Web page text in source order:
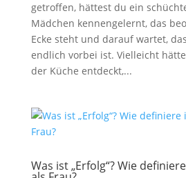
getroffen, hättest du ein
Mädchen kennengelernt, das
Ecke steht und darauf wartet,
endlich vorbei ist. Vielleicht
der Küche entdeckt,...
Was ist „Erfolg“? Wie